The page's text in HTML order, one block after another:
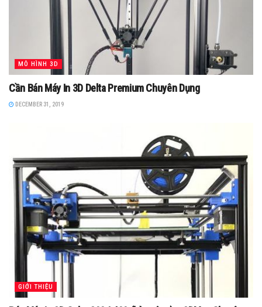
MÔ HÌNH 3D
Cần Bán Máy In 3D Delta Premium Chuyên Dụng
DECEMBER 31, 2019
GIỚI THIỆU